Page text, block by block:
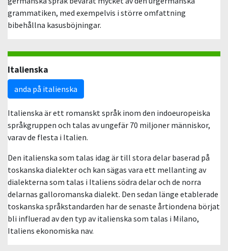
grammatiken, med exempelvis i större omfattning
bibehållna kasusböjningar.
Italienska
anda på italienska
Italienska är ett romanskt språk inom den indoeuropeiska
språkgruppen och talas av ungefär 70 miljoner människor,
varav de flesta i Italien.
Den italienska som talas idag är till stora delar baserad på
toskanska dialekter och kan sägas vara ett mellanting av
dialekterna som talas i Italiens södra delar och de norra
delarnas galloromanska dialekt. Den sedan länge etablerade
toskanska språkstandarden har de senaste årtiondena börjat
bli influerad av den typ av italienska som talas i Milano,
Italiens ekonomiska nav.